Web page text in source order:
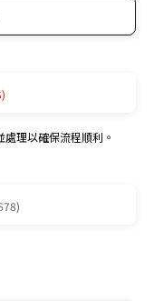
理以確保流程順利。